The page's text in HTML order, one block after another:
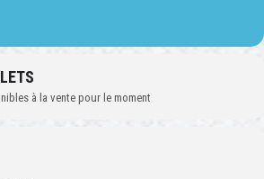
à la vente pour le moment